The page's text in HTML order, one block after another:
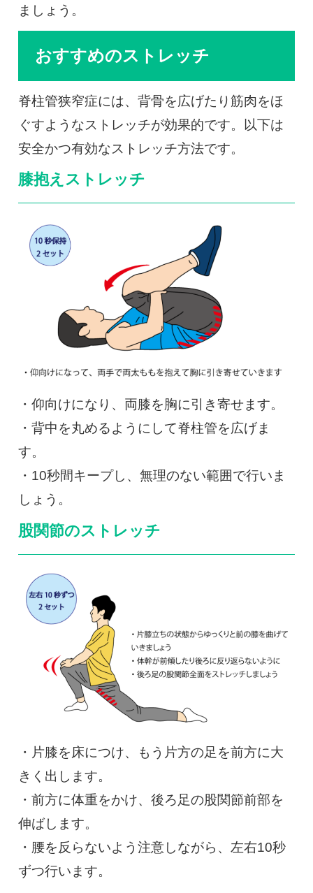
ましょう。
おすすめのストレッチ
脊柱管狭窄症には、背骨を広げたり筋肉をほ
ぐすようなストレッチが効果的です。以下は
安全かつ有効なストレッチ方法です。
膝抱えストレッチ
・仰向けになり、両膝を胸に引き寄せます。
・背中を丸めるようにして脊柱管を広げま
す。
・10秒間キープし、無理のない範囲で行いま
しょう。
股関節のストレッチ
・片膝を床につけ、もう片方の足を前方に大
きく出します。
・前方に体重をかけ、後ろ足の股関節前部を
伸ばします。
・腰を反らないよう注意しながら、左右10秒
ずつ行います。